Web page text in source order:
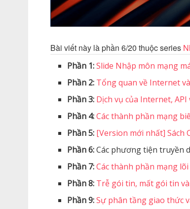
Bài viết này là phần 6/20 thuộc series
Phần 1:Slide Nhập môn mạng
Phần 2: Tổng quan về Internet
Phần 3: Dịch vụ của Internet,
Phần 4:Các thành phần mạng
Phần 5: [Version mới nhất] Sách
Phần 6:Các phương tiện truyền
Phần 7:Các thành phần mạng
Phần 8: Trễ gói tin, mất gói tin
Phần 9:Sự phân tầng giao thức